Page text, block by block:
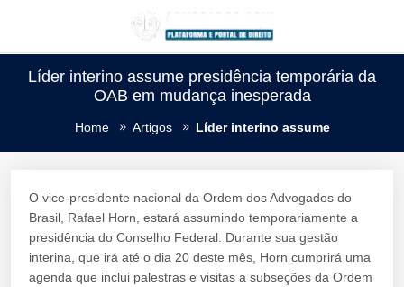
Líder interino assume presidência temporária da
OAB em mudança inesperada
Home Artigos Líder interino assume
O vice-presidente nacional da Ordem dos Advogados do
Brasil, Rafael Horn, estará assumindo temporariamente a
presidência do Conselho Federal. Durante sua gestão
interina, que irá até o dia 20 deste mês, Horn cumprirá uma
agenda que inclui palestras e visitas a subseções da Ordem